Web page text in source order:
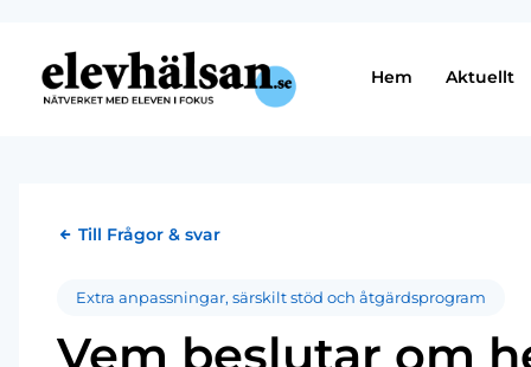
Hem Aktuellt
Till Frågor & svar
Extra anpassningar, särskilt stöd och åtgärdsprogram
Vem beslutar om